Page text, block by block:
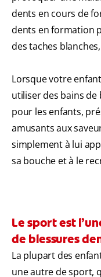
dents en cours de
dents en formation
des taches
Lorsque votre
utiliser des bains
pour les enfants,
amusants aux
simplement à lui
sa bouche et à le
Le sport est
de blessures
La plupart des
une autre de sport,